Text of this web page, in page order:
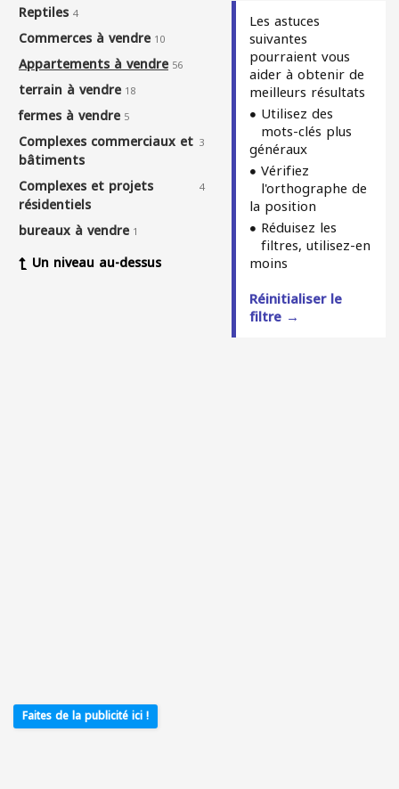
Reptiles 4
Commerces à vendre 10
Appartements à vendre 56
terrain à vendre 18
fermes à vendre 5
Complexes commerciaux et
bâtiments
3
Complexes et projets
résidentiels
4
bureaux à vendre 1
Un niveau au-dessus
Faites de la publicité ici !
Les astuces
suivantes
pourraient vous
aider à obtenir de
meilleurs résultats
Utilisez des
mots-clés plus
généraux
Vérifiez
l'orthographe de
la position
Réduisez les
filtres, utilisez-en
moins
Réinitialiser le
filtre →